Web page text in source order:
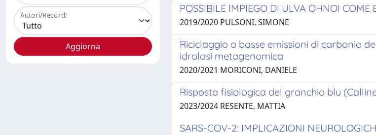
Autori/Record:
POSSIBILE IMPIEGO DI ULVA OHNOI
2019/2020 PULSONI, SIMONE
Riciclaggio a basse emissioni di carbonio
idrolasi metagenomica
2020/2021 MORICONI, DANIELE
Risposta fisiologica del granchio blu
2023/2024 RESENTE, MATTIA
SARS-COV-2: IMPLICAZIONI